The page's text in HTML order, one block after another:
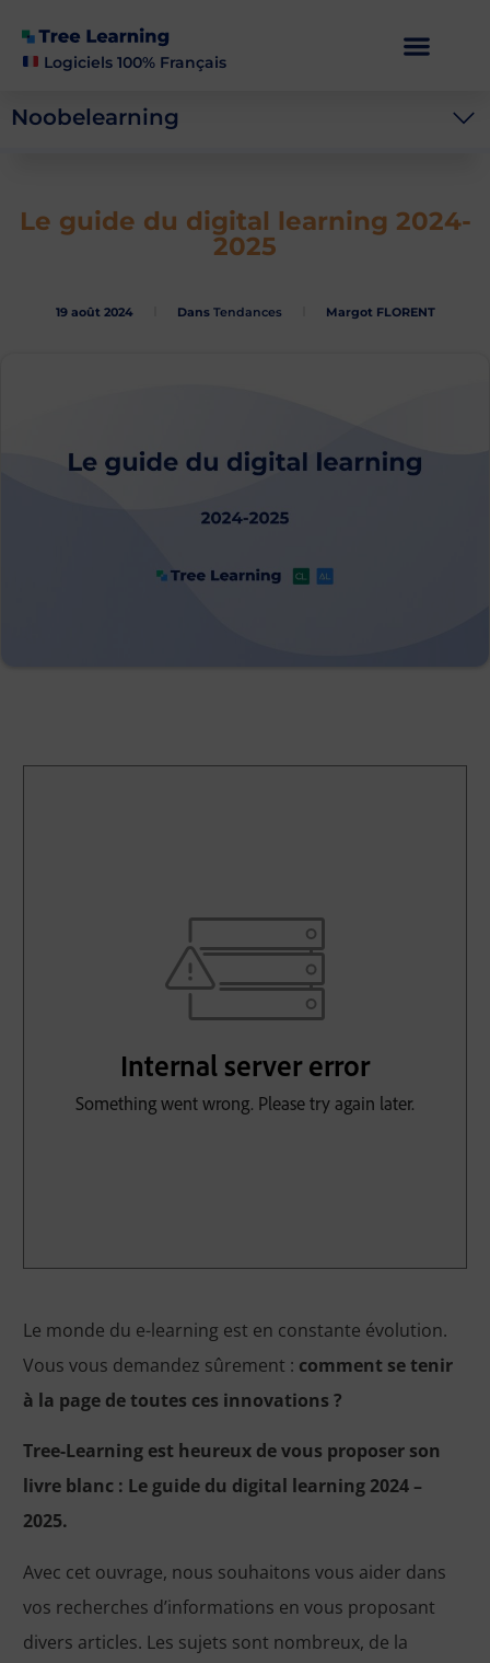
Logiciels 100% Français
Noobelearning
Le guide du digital learning 2024-
2025
19 août 2024 Dans Tendances Margot FLORENT
Le monde du e-learning est en constante évolution.
Vous vous demandez sûrement : comment se tenir
à la page de toutes ces innovations ?
Tree-Learning est heureux de vous proposer son
livre blanc : Le guide du digital learning 2024 –
2025.
Avec cet ouvrage, nous souhaitons vous aider dans
vos recherches d’informations en vous proposant
divers articles. Les sujets sont nombreux, de la